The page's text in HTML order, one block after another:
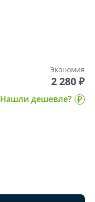
Экономия
2 280 ₽
Нашли дешевле?